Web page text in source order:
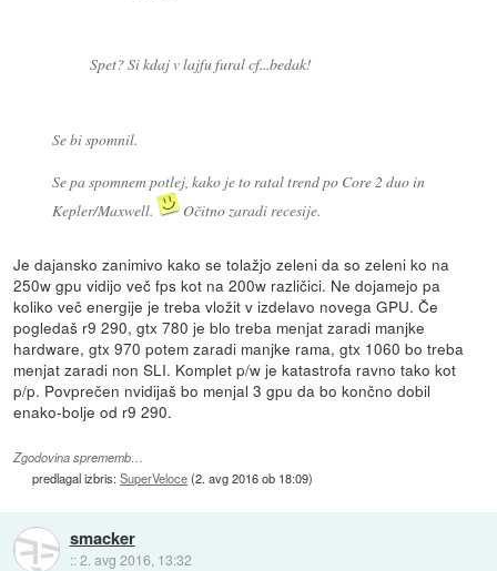
Spet? Si kdaj v lajfu fural cf...bedak!
Se bi spomnil.
Se pa spomnem potlej, kako je to ratal trend po Core 2 duo in
Kepler/Maxwell.
Očitno zaradi recesije.
Je dajansko zanimivo kako se tolažjo zeleni da so zeleni ko na
250w gpu vidijo več fps kot na 200w različici. Ne dojamejo pa
koliko več energije je treba vložit v izdelavo novega GPU. Če
pogledaš r9 290, gtx 780 je blo treba menjat zaradi manjke
hardware, gtx 970 potem zaradi manjke rama, gtx 1060 bo treba
menjat zaradi non SLI. Komplet p/w je katastrofa ravno tako kot
p/p. Povprečen nvidijaš bo menjal 3 gpu da bo končno dobil
enako-bolje od r9 290.
Zgodovina sprememb…
predlagal izbris:SuperVeloce(2. avg 2016 ob 18:09)
smacker
::2. avg 2016, 13:32